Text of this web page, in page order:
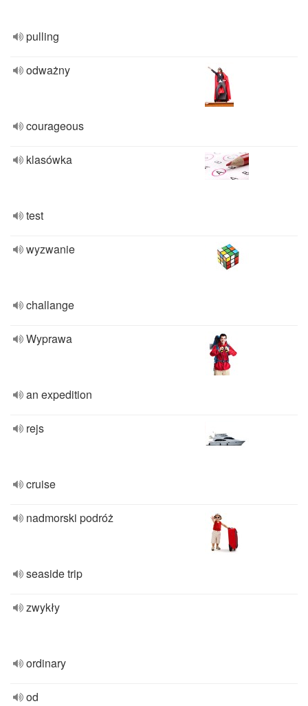
pulling
odważny
courageous
klasówka
test
wyzwanie
challange
Wyprawa
an expedition
rejs
cruise
nadmorski podróż
seaside trip
zwykły
ordinary
od